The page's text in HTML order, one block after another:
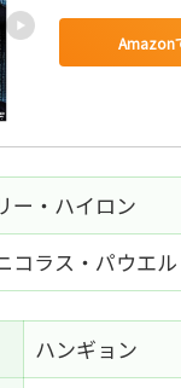
Amazon
ー・ハイロン
コラス・パウエル
ハンギョン